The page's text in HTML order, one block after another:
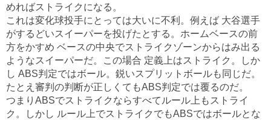
めればストライクになる。
これは変化球投手にとっては大いに不利。例えば 大谷選手
がするどいスイーパーを投げたとする。ホームベースの前
方をかすめ ベースの中央でストライクゾーンからはみ出る
ようなスイーパーだ。この場合 定義上はストライク。しか
し ABS判定ではボール。鋭いスプリットボールも同じだ。
たとえ審判の判断が正しくてもABS判定では覆るのだ。
つまりABSでストライクならすべてルール上もストライ
ク。しかし ルール上でストライクでもABSではボールとな